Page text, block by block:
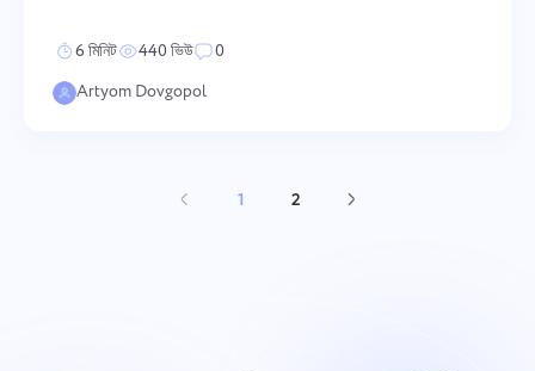
6 মিনিট 440 ভিউ
0
Artyom Dovgopol
1 2